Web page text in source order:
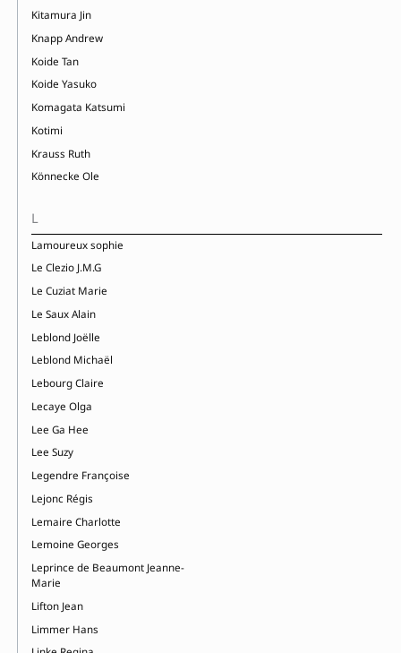
Kitamura Jin
Knapp Andrew
Koide Tan
Koide Yasuko
Komagata Katsumi
Kotimi
Krauss Ruth
Könnecke Ole
L
Lamoureux sophie
Le Clezio J.M.G
Le Cuziat Marie
Le Saux Alain
Leblond Joëlle
Leblond Michaël
Lebourg Claire
Lecaye Olga
Lee Ga Hee
Lee Suzy
Legendre Françoise
Lejonc Régis
Lemaire Charlotte
Lemoine Georges
Leprince de Beaumont Jeanne-
Marie
Lifton Jean
Limmer Hans